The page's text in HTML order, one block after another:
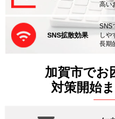
高い
SNS拡散効果
SNS
しや
長期
加賀市でお
対策開始